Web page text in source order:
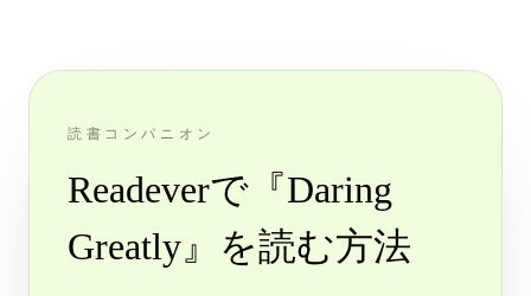
読書コンパニオン
Readeverで『Daring
Greatly』を読む方法